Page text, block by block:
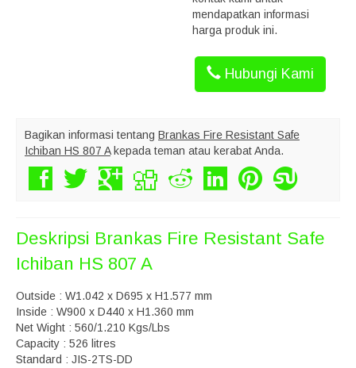
mendapatkan informasi
harga produk ini.
Hubungi Kami
Bagikan informasi tentang Brankas Fire Resistant Safe
Ichiban HS 807 Akepada teman atau kerabat Anda.
Deskripsi Brankas Fire Resistant Safe
Ichiban HS 807 A
Outside : W1.042 x D695 x H1.577 mm
Inside : W900 x D440 x H1.360 mm
Net Wight : 560/1.210 Kgs/Lbs
Capacity : 526 litres
Standard : JIS-2TS-DD